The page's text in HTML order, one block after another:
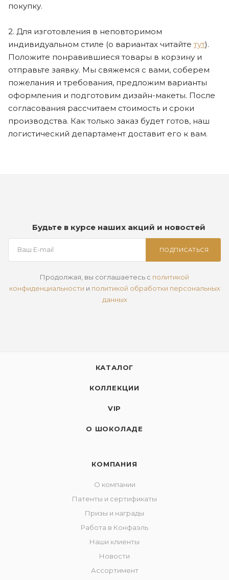
покупку.
2. Для изготовления в неповторимом
индивидуальном стиле (о вариантах читайте тут).
Положите понравившиеся товары в корзину и
отправьте заявку. Мы свяжемся с вами, соберем
пожелания и требования, предложим варианты
оформления и подготовим дизайн-макеты. После
согласования рассчитаем стоимость и сроки
производства. Как только заказ будет готов, наш
логистический департамент доставит его к вам.
Будьте в курсе наших акций и новостей
ПОДПИСАТЬСЯ
Продолжая, вы соглашаетесь с политикой
конфиденциальности и политикой обработки персональных
данных
КАТАЛОГ
КОЛЛЕКЦИИ
VIP
О ШОКОЛАДЕ
КОМПАНИЯ
О компании
Патенты и сертификаты
Призы и награды
Работа в Конфаэль
Наши клиенты
Новости
Ассортимент